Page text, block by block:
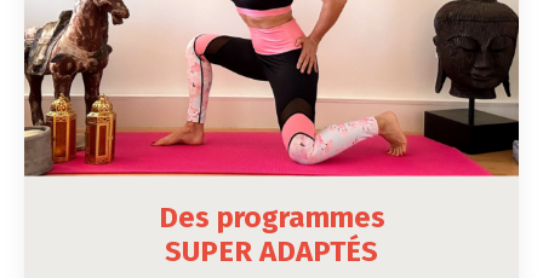
Des programmes
SUPER ADAPTÉS